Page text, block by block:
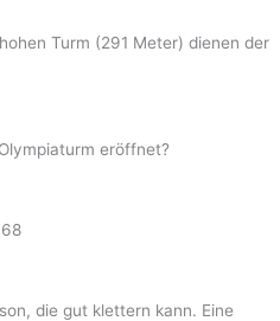
Turm (291 Meter) dienen der
eröffnet?
die gut klettern kann. Eine